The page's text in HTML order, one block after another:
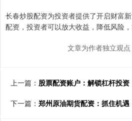
长春炒股配资为投资者提供了开启财富
配资，投资者可以放大收益，降低风险，
文章为作者独立观
上一篇： 股票配资账户：解锁杠杆投
下一篇： 郑州原油期货配资：抓住机遇